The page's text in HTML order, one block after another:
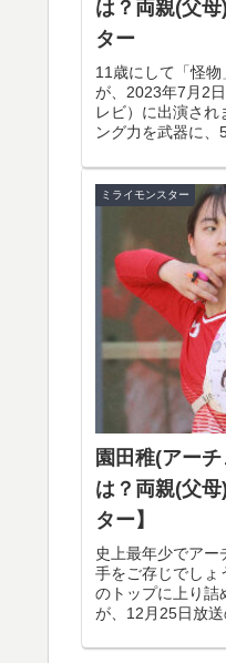
は？両親(父
ター
11歳にして「怪
が、2023年7月2
レビ）に出演され
ング力を武器に、
ミライモンスター
園田稚(アー
は？両親(父
ター】
史上最年少でア
手をご存じでしょ
のトップに上り詰
が、12月25日放